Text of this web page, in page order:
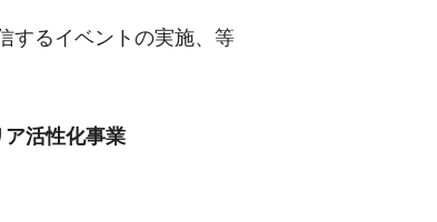
するイベントの実施、等
ア活性化事業